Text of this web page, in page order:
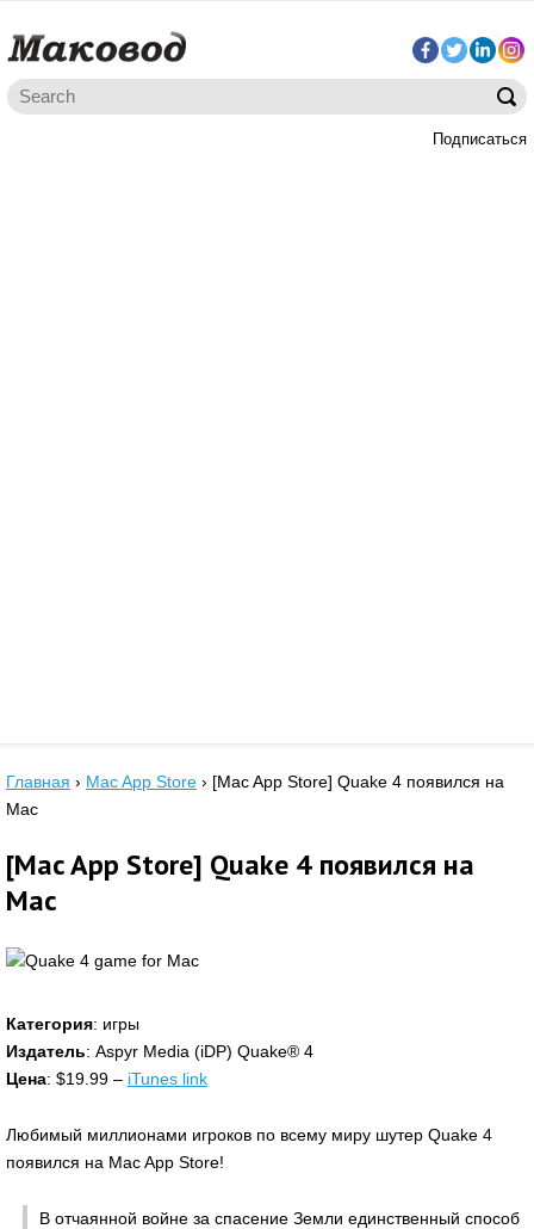
Подписаться
Главная › Mac App Store › [Mac App Store] Quake 4 появился на
Mac
[Mac App Store] Quake 4 появился на
Mac
Категория: игры
Издатель: Aspyr Media (iDP) Quake® 4
Цена: $19.99 – iTunes link
Любимый миллионами игроков по всему миру шутер Quake 4
появился на Mac App Store!
В отчаянной войне за спасение Земли единственный способ